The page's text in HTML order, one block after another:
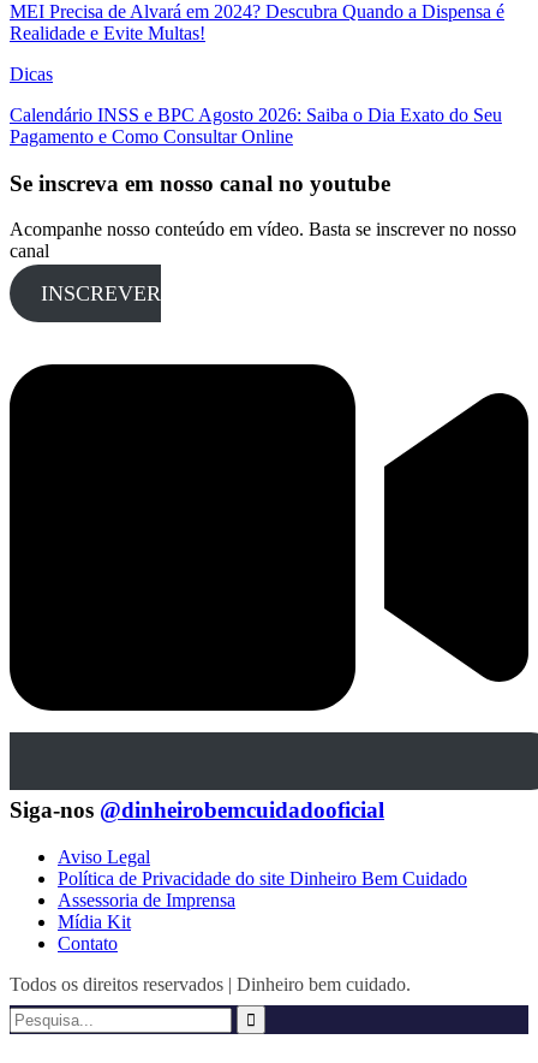
MEI Precisa de Alvará em 2024? Descubra Quando a Dispensa é
Realidade e Evite Multas!
Dicas
Calendário INSS e BPC Agosto 2026: Saiba o Dia Exato do Seu
Pagamento e Como Consultar Online
Se inscreva em nosso canal no youtube
Acompanhe nosso conteúdo em vídeo. Basta se inscrever no nosso
canal
INSCREVER
Siga-nos @dinheirobemcuidadooficial
Aviso Legal
Política de Privacidade do site Dinheiro Bem Cuidado
Assessoria de Imprensa
Mídia Kit
Contato
Todos os direitos reservados | Dinheiro bem cuidado.